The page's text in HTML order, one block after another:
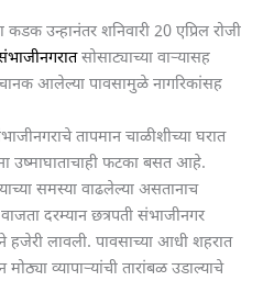
कडक उन्हानंतर शनिवारी 20 एप्रिल रोजी
सोसाट्याच्या वाऱ्यासह
आलेल्या पावसामुळे नागरिकांसह
तापमान चाळीशीच्या घरात
फटका बसत आहे.
समस्या वाढलेल्या असतानाच
दरम्यान छत्रपती संभाजीनगर
हजेरी लावली. पावसाच्या आधी शहरात
व्यापाऱ्यांची तारांबळ उडाल्याचे